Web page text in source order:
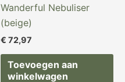
Wanderful Nebuliser
(beige)
€ 72,97
Toevoegen aan
winkelwagen